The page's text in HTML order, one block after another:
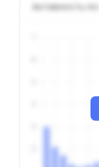
Активность